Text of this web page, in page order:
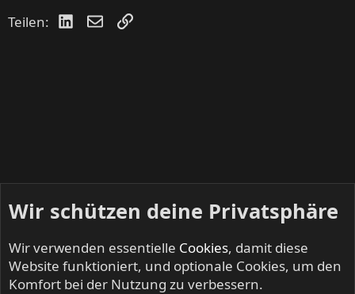
Teilen: LinkedIn
E-MailLink
Wir schützen deine Privatsphäre
Wir verwenden essentielle Cookies, damit diese
Website funktioniert, und optionale Cookies, um den
Komfort bei der Nutzung zu verbessern.